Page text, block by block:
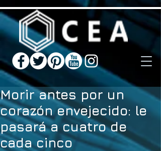
Morir antes por un
corazón envejecido: le
pasará a cuatro de
cada cinco